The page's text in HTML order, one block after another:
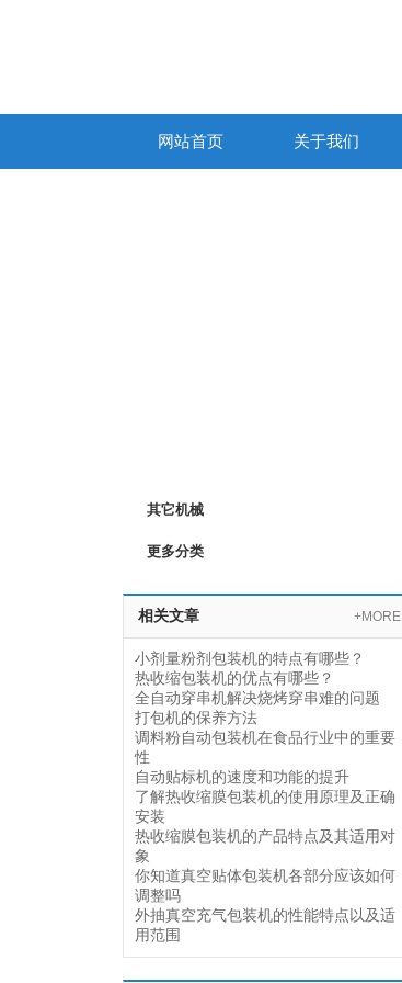
网站首页 关于我们
其它机械
更多分类
相关文章 +MORE
小剂量粉剂包装机的特点有哪些？
热收缩包装机的优点有哪些？
全自动穿串机解决烧烤穿串难的问题
打包机的保养方法
调料粉自动包装机在食品行业中的重要
性
自动贴标机的速度和功能的提升
了解热收缩膜包装机的使用原理及正确
安装
热收缩膜包装机的产品特点及其适用对
象
你知道真空贴体包装机各部分应该如何
调整吗
外抽真空充气包装机的性能特点以及适
用范围